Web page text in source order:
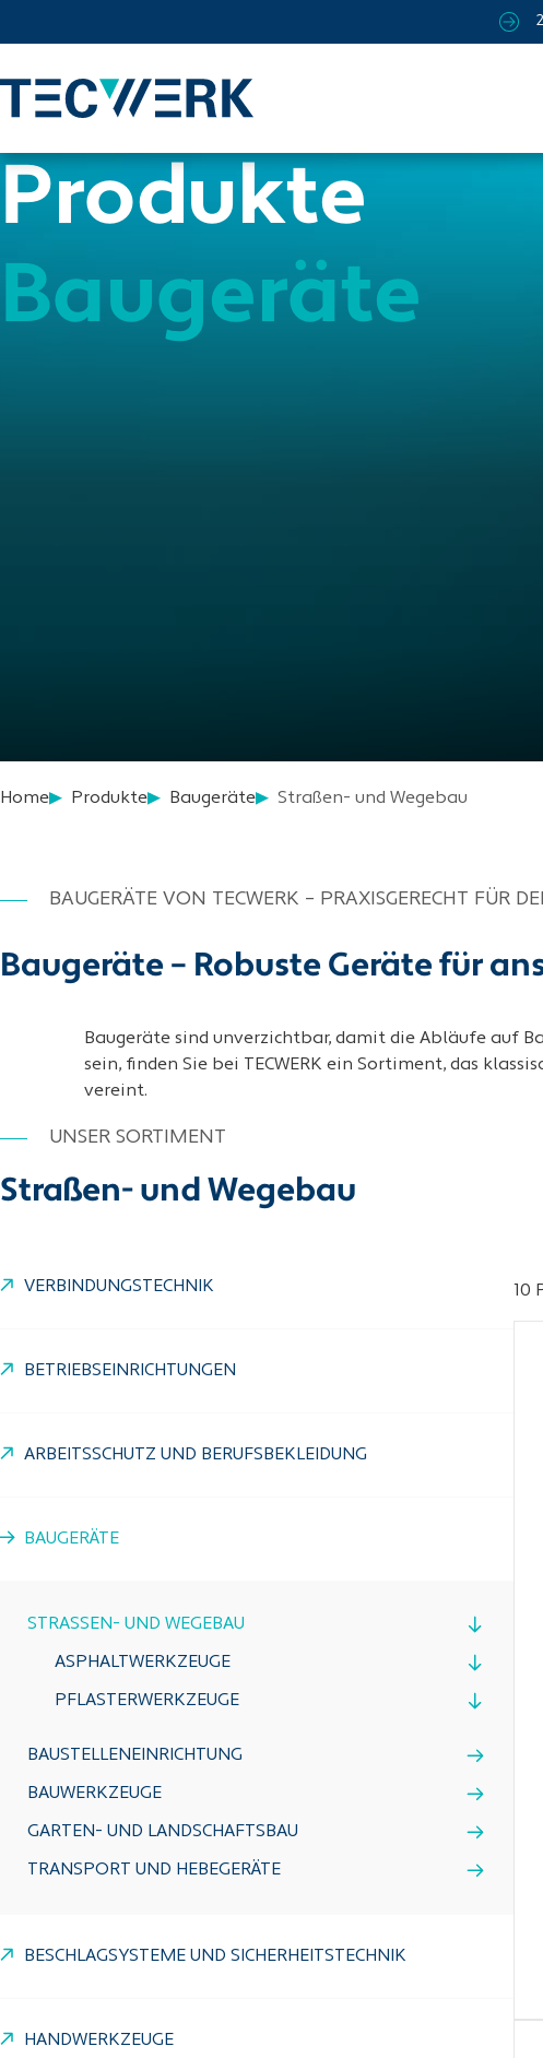
Produkte
Baugeräte
Home Produkte Baugeräte Straßen- und Wegebau
Baugeräte – Robuste Geräte für
BAUGERÄTE VON TECWERK – PRAXISGERECHT FÜR
Baugeräte sind unverzichtbar, damit die Abläufe auf
sein, finden Sie bei TECWERK ein Sortiment, das
vereint.
UNSER SORTIMENT
Straßen- und Wegebau
VERBINDUNGSTECHNIK
BETRIEBSEINRICHTUNGEN
ARBEITSSCHUTZ UND BERUFSBEKLEIDUNG
BAUGERÄTE
STRASSEN- UND WEGEBAU
ASPHALTWERKZEUGE
PFLASTERWERKZEUGE
BAUSTELLENEINRICHTUNG
BAUWERKZEUGE
GARTEN- UND LANDSCHAFTSBAU
TRANSPORT UND HEBEGERÄTE
BESCHLAGSYSTEME UND SICHERHEITSTECHNIK
HANDWERKZEUGE
10